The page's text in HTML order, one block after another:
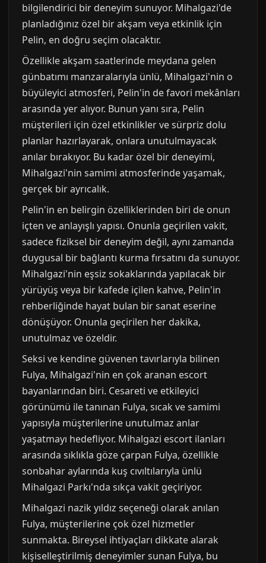
bilgilendirici bir deneyim sunuyor. Mihalgazi'de
planladığınız özel bir akşam veya etkinlik için
Pelin, en doğru seçim olacaktır.
Özellikle akşam saatlerinde meydana gelen
günbatımı manzaralarıyla ünlü, Mihalgazi'nin o
büyüleyici atmosferi, Pelin'in de favori mekânları
arasında yer alıyor. Bunun yanı sıra, Pelin
müşterileri için özel etkinlikler ve sürpriz dolu
planlar hazırlayarak, onlara unutulmayacak
anılar bırakıyor. Bu kadar özel bir deneyimi,
Mihalgazi'nin samimi atmosferinde yaşamak,
gerçek bir ayrıcalık.
Pelin'in en belirgin özelliklerinden biri de onun
içten ve anlayışlı yapısı. Onunla geçirilen vakit,
sadece fiziksel bir deneyim değil, aynı zamanda
duygusal bir bağlantı kurma fırsatını da sunuyor.
Mihalgazi'nin eşsiz sokaklarında yapılacak bir
yürüyüş veya bir kafede içilen kahve, Pelin'in
rehberliğinde hayat bulan bir sanat eserine
dönüşüyor. Onunla geçirilen her dakika,
unutulmaz ve özeldir.
Seksi ve kendine güvenen tavırlarıyla bilinen
Fulya, Mihalgazi'nin en çok aranan escort
bayanlarından biri. Cesareti ve etkileyici
görünümü ile tanınan Fulya, sıcak ve samimi
yapısıyla müşterilerine unutulmaz anlar
yaşatmayı hedefliyor. Mihalgazi escort ilanları
arasında sıklıkla göze çarpan Fulya, özellikle
sonbahar aylarında kuş cıvıltılarıyla ünlü
Mihalgazi Parkı'nda sıkça vakit geçiriyor.
Mihalgazi nazik yıldız seçeneği olarak anılan
Fulya, müşterilerine çok özel hizmetler
sunmakta. Bireysel ihtiyaçları dikkate alarak
kişiselleştirilmiş deneyimler sunan Fulya, bu